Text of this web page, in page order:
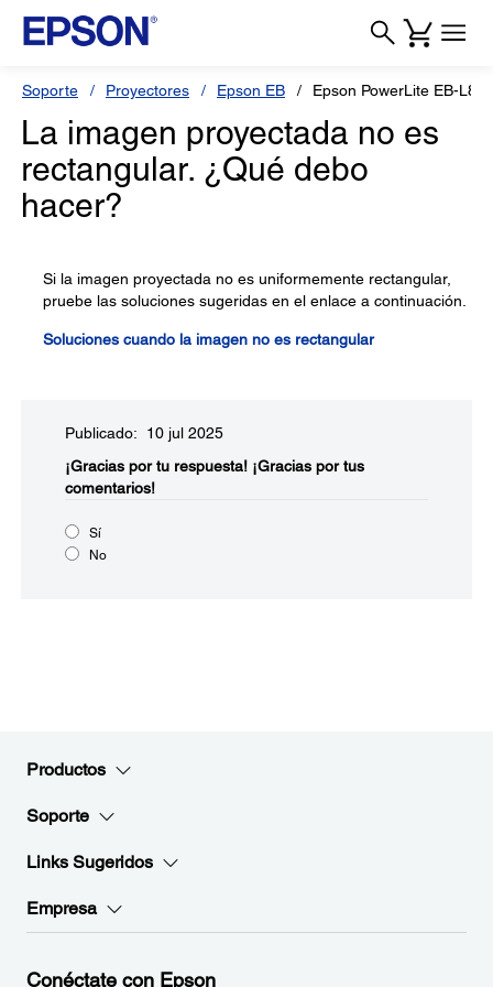
Soporte Proyectores Epson EB Epson PowerLite EB-
La imagen proyectada no es
rectangular. ¿Qué debo
hacer?
Si la imagen proyectada no es uniformemente rectangular,
pruebe las soluciones sugeridas en el enlace a continuación.
Soluciones cuando la imagen no es rectangular
Publicado: 10 jul 2025
¡Gracias por tu respuesta! ¡Gracias por tus
comentarios!
Sí
No
Productos
Soporte
Links Sugeridos
Empresa
Conéctate con Epson